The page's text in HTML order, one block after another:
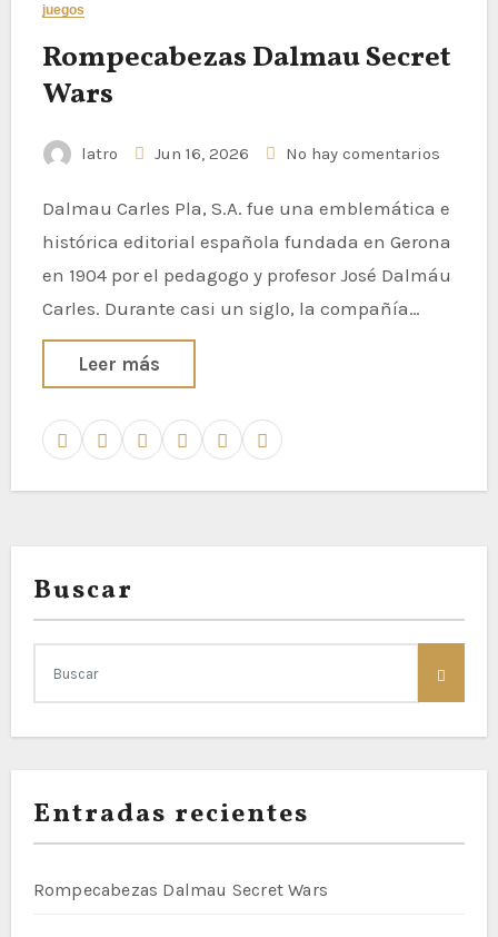
juegos
Rompecabezas Dalmau Secret
Wars
latro Jun 16, 2026 No hay comentarios
Dalmau Carles Pla, S.A. fue una emblemática e
histórica editorial española fundada en Gerona
en 1904 por el pedagogo y profesor José Dalmáu
Carles. Durante casi un siglo, la compañía…
Leer más
Buscar
Entradas recientes
Rompecabezas Dalmau Secret Wars